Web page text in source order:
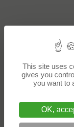
Liste des
Liste des
-Création ou
Sites partenaires
This site uses
gives you
you want to
OK,